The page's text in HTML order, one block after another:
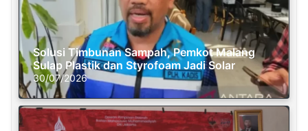
Solusi Timbunan Sampah, Pemkot Malang
Sulap Plastik dan Styrofoam Jadi Solar
30/07/2026